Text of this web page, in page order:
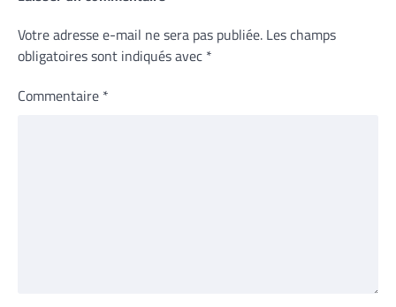
Votre adresse e-mail ne sera pas publiée. Les champs
obligatoires sont indiqués avec *
Commentaire *